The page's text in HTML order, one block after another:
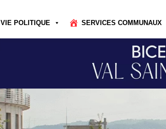
VIE POLITIQUE SERVICES COMMUNAUX